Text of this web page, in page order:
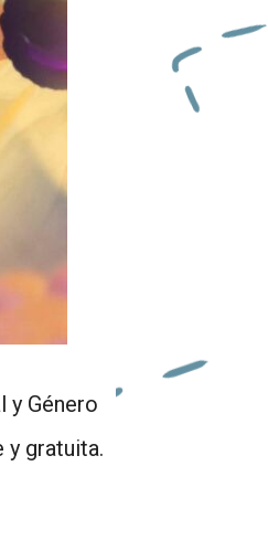
y Género
y gratuita.